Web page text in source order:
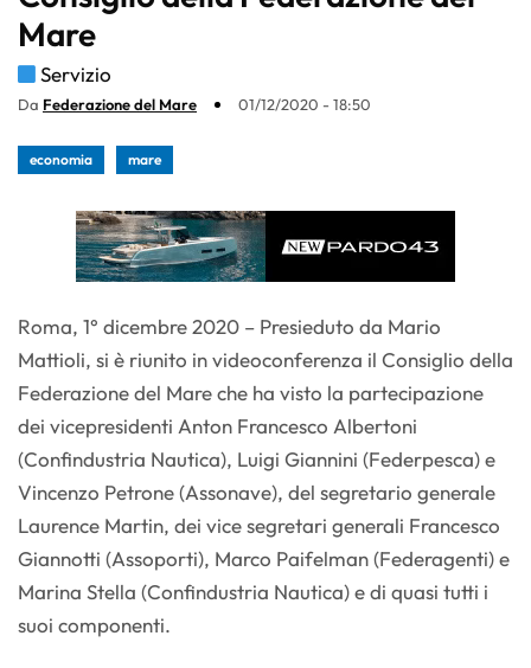
Mare
Servizio
Da Federazione del Mare 01/12/2020 - 18:50
economia mare
Roma, 1° dicembre 2020 – Presieduto da Mario
Mattioli, si è riunito in videoconferenza il Consiglio della
Federazione del Mare che ha visto la partecipazione
dei vicepresidenti Anton Francesco Albertoni
(Confindustria Nautica), Luigi Giannini (Federpesca) e
Vincenzo Petrone (Assonave), del segretario generale
Laurence Martin, dei vice segretari generali Francesco
Giannotti (Assoporti), Marco Paifelman (Federagenti) e
Marina Stella (Confindustria Nautica) e di quasi tutti i
suoi componenti.